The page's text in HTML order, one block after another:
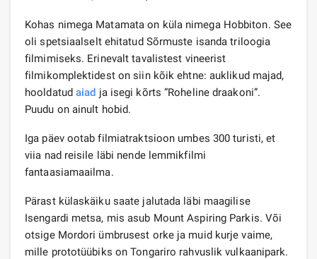
Kohas nimega Matamata on küla nimega Hobbiton. See
oli spetsiaalselt ehitatud Sõrmuste isanda triloogia
filmimiseks. Erinevalt tavalistest vineerist
filmikomplektidest on siin kõik ehtne: auklikud majad,
hooldatud aiad ja isegi kõrts “Roheline draakoni”.
Puudu on ainult hobid.
Iga päev ootab filmiatraktsioon umbes 300 turisti, et
viia nad reisile läbi nende lemmikfilmi
fantaasiamaailma.
Pärast külaskäiku saate jalutada läbi maagilise
Isengardi metsa, mis asub Mount Aspiring Parkis. Või
otsige Mordori ümbrusest orke ja muid kurje vaime,
mille prototüübiks on Tongariro rahvuslik vulkaanipark.